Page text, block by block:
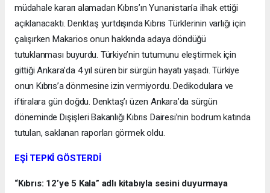
müdahale kararı alamadan Kıbrıs’ın Yunanistan’a ilhak ettiği
açıklanacaktı. Denktaş yurtdışında Kıbrıs Türklerinin varlığı için
çalışırken Makarios onun hakkında adaya döndüğü
tutuklanması buyurdu. Türkiye’nin tutumunu eleştirmek için
gittiği Ankara’da 4 yıl süren bir sürgün hayatı yaşadı. Türkiye
onun Kıbrıs’a dönmesine izin vermiyordu. Dedikodulara ve
iftiralara gün doğdu. Denktaş’ı üzen Ankara’da sürgün
döneminde Dışişleri Bakanlığı Kıbrıs Dairesi’nin bodrum katında
tutulan, saklanan raporları görmek oldu.
EŞİ TEPKİ GÖSTERDİ
“Kıbrıs: 12’ye 5 Kala” adlı kitabıyla sesini duyurmaya